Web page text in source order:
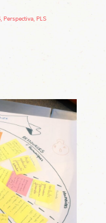
Perspectiva, PLS